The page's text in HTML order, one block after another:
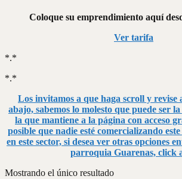
Coloque su emprendimiento aquí
Ver tarifa
*.*
*.*
Los invitamos a que haga scroll y revise
abajo, sabemos lo molesto que puede ser
la que mantiene a la página con acceso
posible que nadie esté comercializando
en este sector, si desea ver otras opciones
parroquia Guarenas, click
Mostrando el único resultado